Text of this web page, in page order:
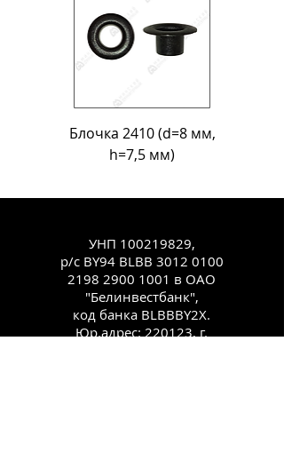
Блочка 2410 (d=8 мм,
h=7,5 мм)
УНП 100219829,
р/с BY94 BLBB 3012 0100
2198 2900 1001 в ОАО
"Белинвестбанк",
код банка BLBBBY2X.
Юр.адрес: 220123, г.